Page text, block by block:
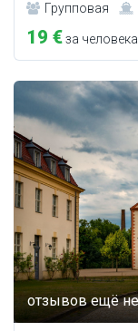
Групповая
19 €за человека